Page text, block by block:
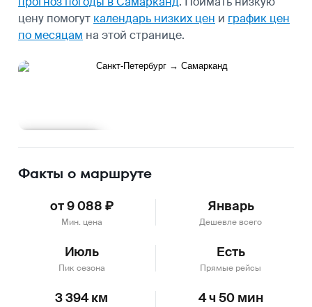
цену помогут календарь низких цен и график цен
по месяцам на этой странице.
Факты о маршруте
от 9 088 ₽
Мин. цена
Январь
Дешевле всего
Июль
Пик сезона
Есть
Прямые рейсы
3 394 км 4 ч 50 мин